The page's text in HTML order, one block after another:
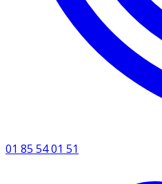
01 85 54 01 51